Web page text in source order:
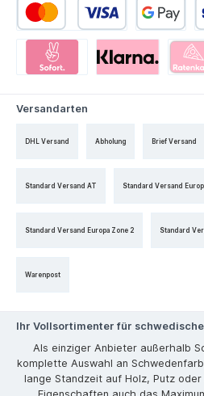
Versandarten
DHL Versand Abholung Brief Versand
Standard Versand AT Standard Versand
Standard Versand Europa Zone 2 Standard
Warenpost
Ihr Vollsortimenter für
Als einziger Anbieter außerhalb
komplette Auswahl an
lange Standzeit auf Holz, Putz